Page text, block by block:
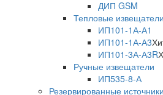
ДИП GSM
Тепловые извещатели
ИП101-1А-А1
ИП101-1А-А3
ИП101-3А-А3R
Ручные извещатели
ИП535-8-А
Резервированные